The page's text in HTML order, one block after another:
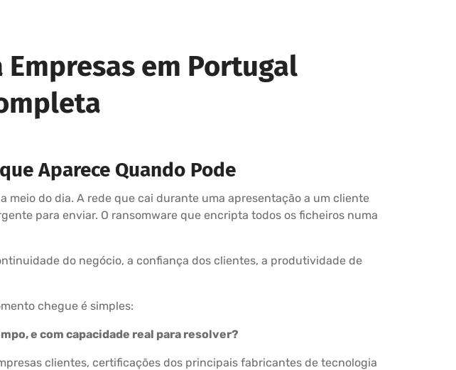
em Portugal
Aparece Quando Pode
meio do dia. A rede que cai durante uma apresentação a um cliente
para enviar. O ransomware que encripta todos os ficheiros numa
do negócio, a confiança dos clientes, a produtividade de
chegue é simples:
e com capacidade real para resolver?
clientes, certificações dos principais fabricantes de tecnologia